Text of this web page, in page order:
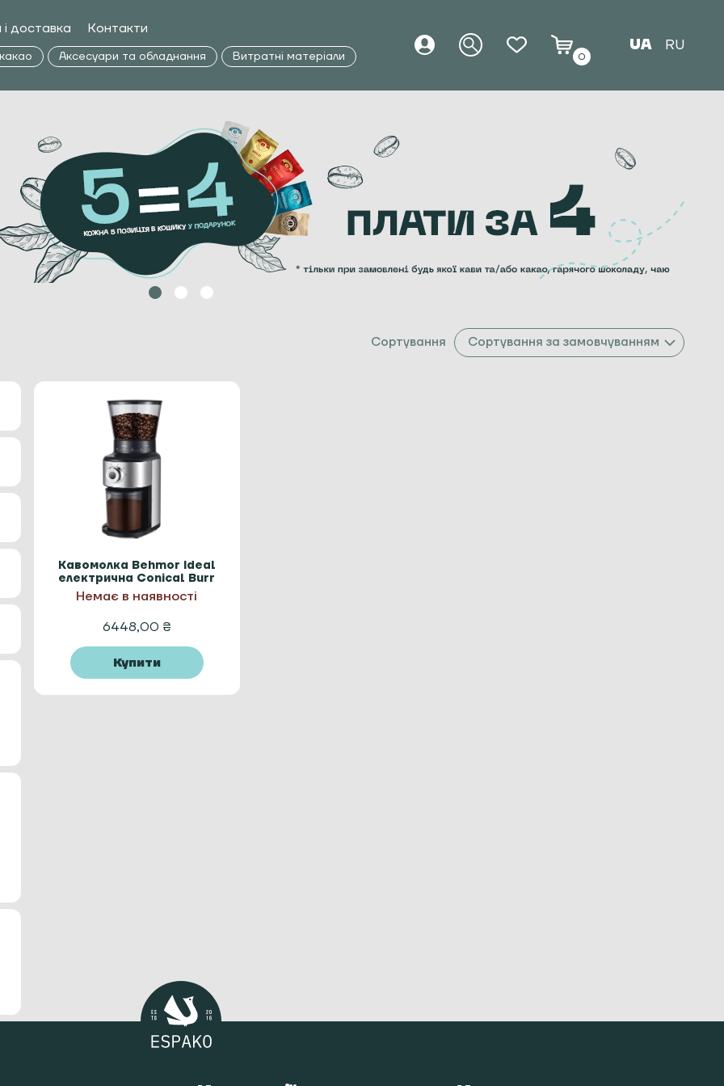
доставка Контакти
Аксесуари та обладнання Витратні матеріали 0
UA RU
Сортування Сортування за замовчуванням
Кавомолка Behmor Ideal
електрична Conical Burr
Coffee Grinder
Немає в наявності
6448,00 ₴
Купити